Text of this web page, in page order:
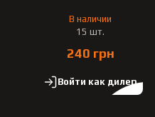
В наличии
15 шт.
240 грн
Войти как дилер